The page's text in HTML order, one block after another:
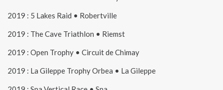
2019 : 5 Lakes Raid • Robertville
2019 : The Cave Triathlon • Riemst
2019 : Open Trophy • Circuit de Chimay
2019 : La Gileppe Trophy Orbea • La Gileppe